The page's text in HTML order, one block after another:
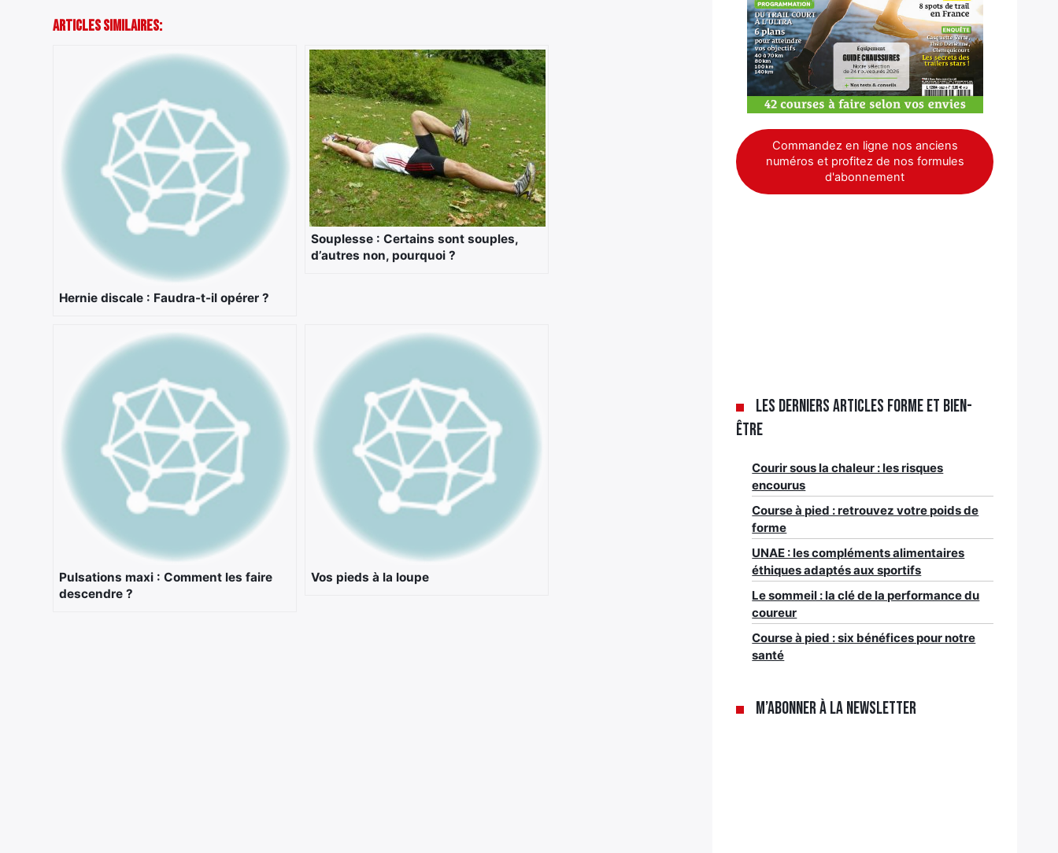
Articles Similaires:
Hernie discale : Faudra-t-il opérer ?
Souplesse : Certains sont souples,
d’autres non, pourquoi ?
Pulsations maxi : Comment les faire
descendre ?
Vos pieds à la loupe
Commandez en ligne nos anciens
numéros et profitez de nos formules
d'abonnement
Les derniers articles Forme et bien-
être
Courir sous la chaleur : les risques
encourus
Course à pied : retrouvez votre poids de
forme
UNAE : les compléments alimentaires
éthiques adaptés aux sportifs
Le sommeil : la clé de la performance du
coureur
Course à pied : six bénéfices pour notre
santé
M’abonner à la newsletter